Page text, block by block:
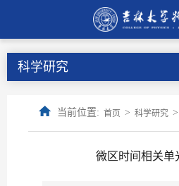
科学研究
当前位置: 首页 > 科学研究 >
微区时间相关单